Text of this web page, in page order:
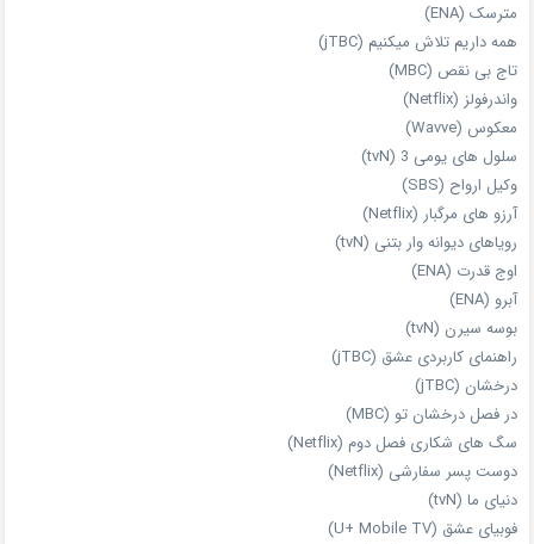
مترسک (ENA)
همه داریم تلاش میکنیم (jTBC)
تاج بی‌ نقص (MBC)
واندرفولز (Netflix)
معکوس (Wavve)
سلول های یومی 3 (tvN)
وکیل ارواح (SBS)
آرزو های مرگبار (Netflix)
رویاهای دیوانه‌ وار بتنی (tvN)
اوج قدرت (ENA)
آبرو (ENA)
بوسه سیرن (tvN)
راهنمای کاربردی عشق (jTBC)
درخشان (jTBC)
در فصل درخشان تو (MBC)
سگ های شکاری فصل دوم (Netflix)
دوست‌ پسر سفارشی (Netflix)
دنیای ما (tvN)
فوبیای عشق (U+ Mobile TV)